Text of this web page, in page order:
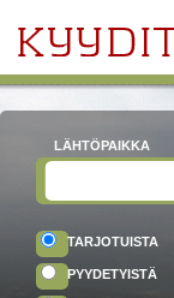
LÄHTÖPAIKKA
TARJOTUISTA
PYYDETYISTÄ